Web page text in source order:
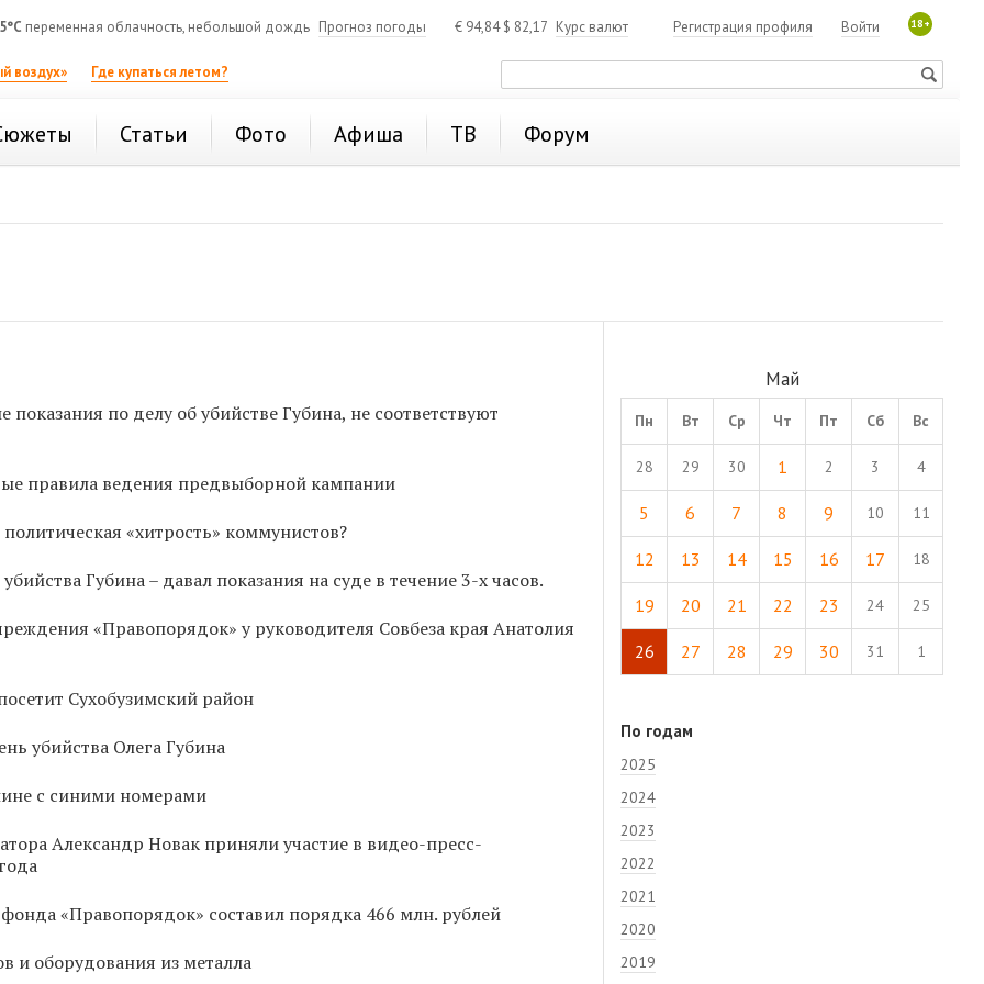
переменная облачность, небольшой дождь Прогноз погоды € 94,84$ 82,17 Курс валют 18+
Войти
Регистрация профиля
воздух» Где купаться летом?
Статьи Фото Афиша ТВ Форум
по делу об убийстве Губина, не соответствуют
правила ведения предвыборной кампании
«хитрость» коммунистов?
Губина – давал показания на суде в течение 3-х часов.
«Правопорядок» у руководителя Совбеза края Анатолия
Сухобузимский район
убийства Олега Губина
с синими номерами
Александр Новак приняли участие в видео-пресс-
«Правопорядок» составил порядка 466 млн. рублей
и оборудования из металла
Май
Пн Вт Ср Чт Пт Сб Вс
28 29 30 1 2 3 4
5 6 7 8 9 10 11
12 13 14 15 16 17 18
19 20 21 22 23 24 25
26 27 28 29 30 31 1
По годам
2025
2024
2023
2022
2021
2020
2019